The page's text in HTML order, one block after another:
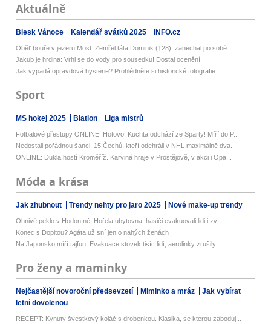
Aktuálně
Blesk Vánoce Kalendář svátků 2025 INFO.cz
Oběť bouře v jezeru Most: Zemřel táta Dominik (†28), zanechal po sobě ...
Jakub je hrdina: Vrhl se do vody pro sousedku! Dostal ocenění
Jak vypadá opravdová hysterie? Prohlédněte si historické fotografie
Sport
MS hokej 2025 Biatlon Liga mistrů
Fotbalové přestupy ONLINE: Hotovo, Kuchta odchází ze Sparty! Míří do P...
Nedostali pořádnou šanci. 15 Čechů, kteří odehráli v NHL maximálně dva...
ONLINE: Dukla hostí Kroměříž. Karviná hraje v Prostějově, v akci i Opa...
Móda a krása
Jak zhubnout Trendy nehty pro jaro 2025 Nové make-up trendy
Ohnivé peklo v Hodoníně: Hořela ubytovna, hasiči evakuovali lidi i zví...
Konec s Dopitou? Agáta už sní jen o nahých ženách
Na Japonsko míří tajfun: Evakuace stovek tisíc lidí, aerolinky zrušily...
Pro ženy a maminky
Nejčastější novoroční předsevzetí Miminko a mráz
Jak vybírat
letní dovolenou
RECEPT: Kynutý švestkový koláč s drobenkou. Klasika, se kterou zaboduj...